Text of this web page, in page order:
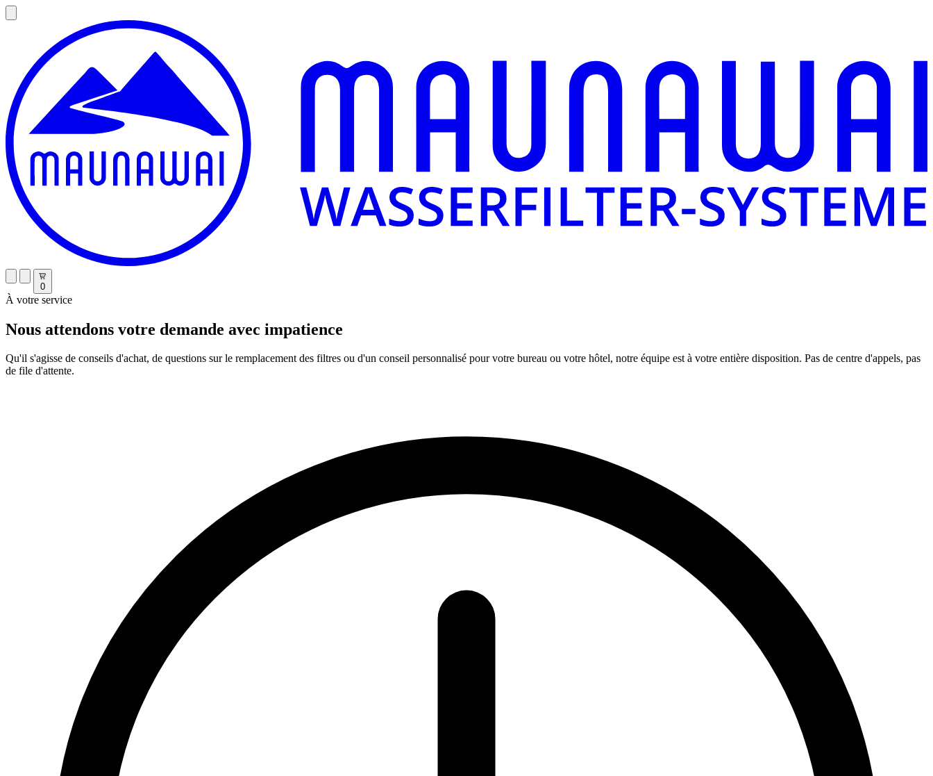
0
À votre service
Nous attendons votre demande avec impatience
Qu'il s'agisse de conseils d'achat, de questions sur le remplacement des filtres ou d'un conseil personnalisé pour votre bureau ou votre hôtel, notre équipe est à votre entière disposition. Pas de centre d'appels, pas
de file d'attente.